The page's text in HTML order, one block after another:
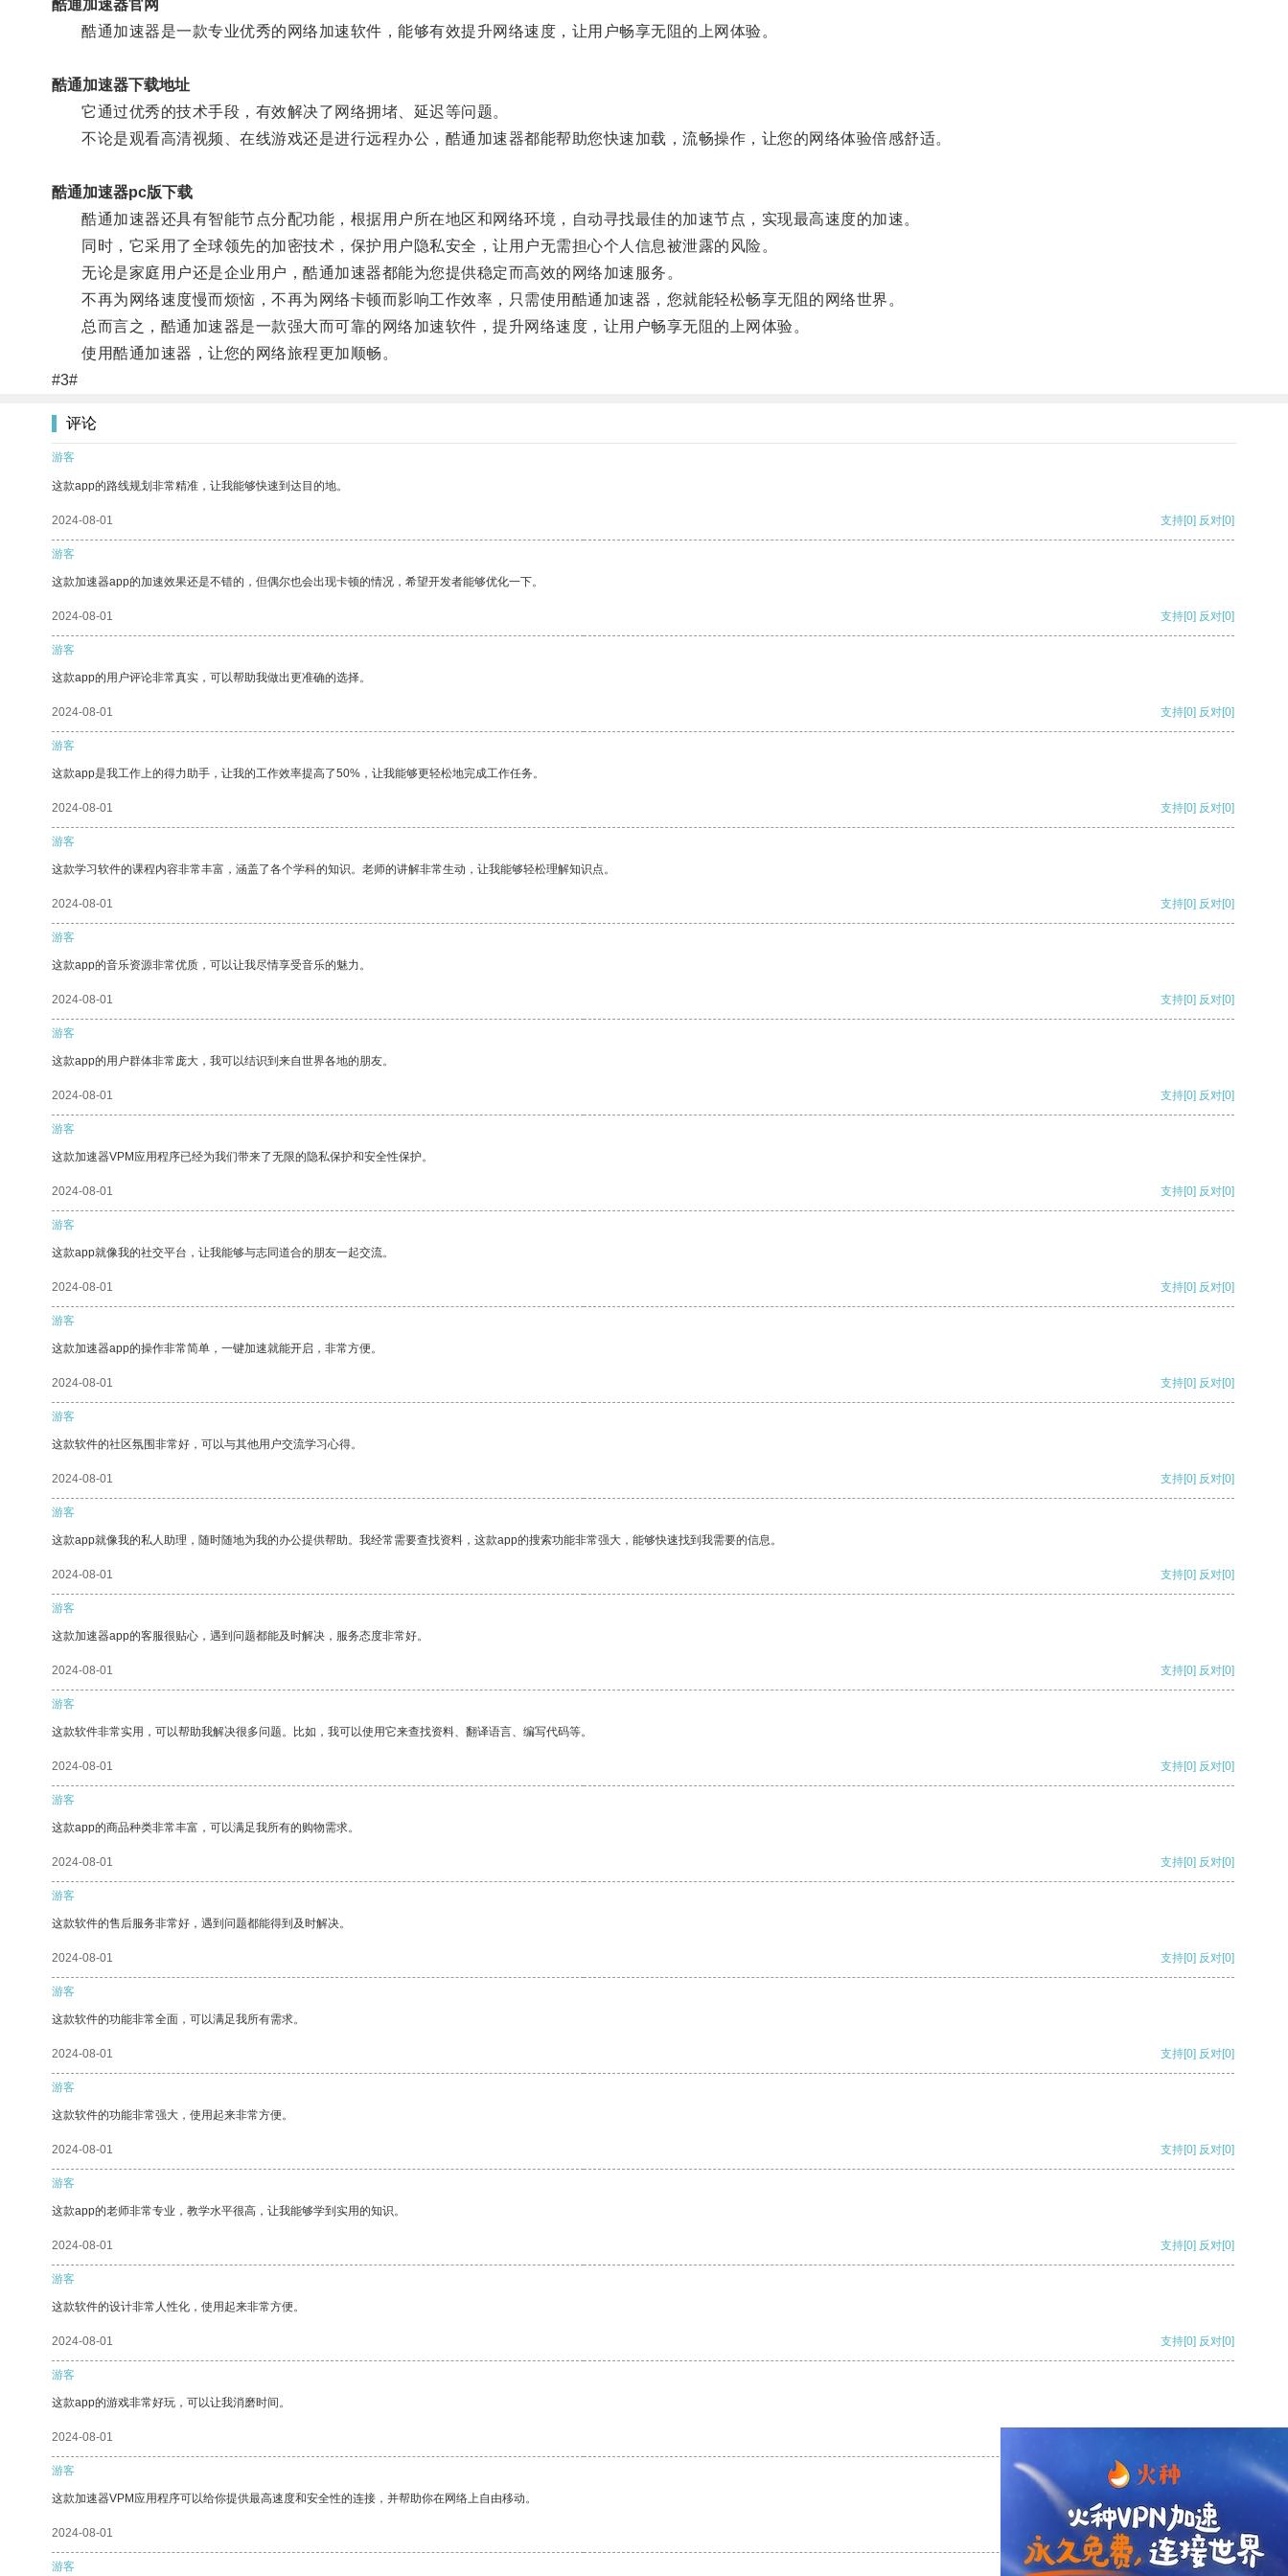
酷通加速器官网
酷通加速器是一款专业优秀的网络加速软件，能够有效提升网络速度，让用户畅享无阻的上网体验。
酷通加速器下载地址
它通过优秀的技术手段，有效解决了网络拥堵、延迟等问题。
不论是观看高清视频、在线游戏还是进行远程办公，酷通加速器都能帮助您快速加载，流畅操作，让您的网络体验倍感舒适。
酷通加速器pc版下载
酷通加速器还具有智能节点分配功能，根据用户所在地区和网络环境，自动寻找最佳的加速节点，实现最高速度的加速。
同时，它采用了全球领先的加密技术，保护用户隐私安全，让用户无需担心个人信息被泄露的风险。
无论是家庭用户还是企业用户，酷通加速器都能为您提供稳定而高效的网络加速服务。
不再为网络速度慢而烦恼，不再为网络卡顿而影响工作效率，只需使用酷通加速器，您就能轻松畅享无阻的网络世界。
总而言之，酷通加速器是一款强大而可靠的网络加速软件，提升网络速度，让用户畅享无阻的上网体验。
使用酷通加速器，让您的网络旅程更加顺畅。
#3#
评论
游客
这款app的路线规划非常精准，让我能够快速到达目的地。
2024-08-01 支持[0] 反对[0]
游客
这款加速器app的加速效果还是不错的，但偶尔也会出现卡顿的情况，希望开发者能够优化一下。
2024-08-01 支持[0] 反对[0]
游客
这款app的用户评论非常真实，可以帮助我做出更准确的选择。
2024-08-01 支持[0] 反对[0]
游客
这款app是我工作上的得力助手，让我的工作效率提高了50%，让我能够更轻松地完成工作任务。
2024-08-01 支持[0] 反对[0]
游客
这款学习软件的课程内容非常丰富，涵盖了各个学科的知识。老师的讲解非常生动，让我能够轻松理解知识点。
2024-08-01 支持[0] 反对[0]
游客
这款app的音乐资源非常优质，可以让我尽情享受音乐的魅力。
2024-08-01 支持[0] 反对[0]
游客
这款app的用户群体非常庞大，我可以结识到来自世界各地的朋友。
2024-08-01 支持[0] 反对[0]
游客
这款加速器VPM应用程序已经为我们带来了无限的隐私保护和安全性保护。
2024-08-01 支持[0] 反对[0]
游客
这款app就像我的社交平台，让我能够与志同道合的朋友一起交流。
2024-08-01 支持[0] 反对[0]
游客
这款加速器app的操作非常简单，一键加速就能开启，非常方便。
2024-08-01 支持[0] 反对[0]
游客
这款软件的社区氛围非常好，可以与其他用户交流学习心得。
2024-08-01 支持[0] 反对[0]
游客
这款app就像我的私人助理，随时随地为我的办公提供帮助。我经常需要查找资料，这款app的搜索功能非常强大，能够快速找到我需要的信息。
2024-08-01 支持[0] 反对[0]
游客
这款加速器app的客服很贴心，遇到问题都能及时解决，服务态度非常好。
2024-08-01 支持[0] 反对[0]
游客
这款软件非常实用，可以帮助我解决很多问题。比如，我可以使用它来查找资料、翻译语言、编写代码等。
2024-08-01 支持[0] 反对[0]
游客
这款app的商品种类非常丰富，可以满足我所有的购物需求。
2024-08-01 支持[0] 反对[0]
游客
这款软件的售后服务非常好，遇到问题都能得到及时解决。
2024-08-01 支持[0] 反对[0]
游客
这款软件的功能非常全面，可以满足我所有需求。
2024-08-01 支持[0] 反对[0]
游客
这款软件的功能非常强大，使用起来非常方便。
2024-08-01 支持[0] 反对[0]
游客
这款app的老师非常专业，教学水平很高，让我能够学到实用的知识。
2024-08-01 支持[0] 反对[0]
游客
这款软件的设计非常人性化，使用起来非常方便。
2024-08-01 支持[0] 反对[0]
游客
这款app的游戏非常好玩，可以让我消磨时间。
2024-08-01
游客
这款加速器VPM应用程序可以给你提供最高速度和安全性的连接，并帮助你在网络上自由移动。
2024-08-01 支持 [0] 反对 [0]
游客